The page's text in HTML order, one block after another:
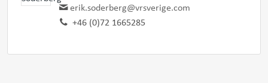
erik.soderberg@vrsverige.com
+46 (0)72 1665285